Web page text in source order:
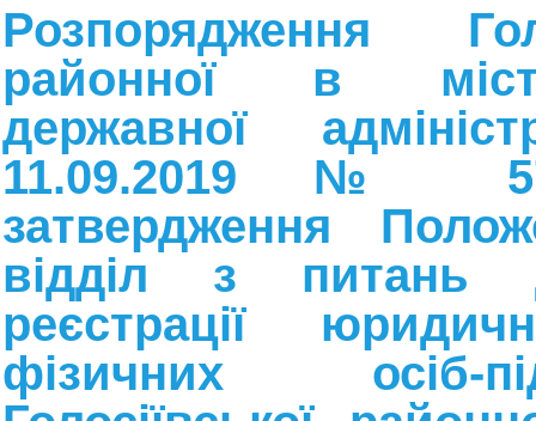
Розпорядження
районної в
державної
11.09.2019 №
затвердження
відділ з питань
реєстрації
фізичних осіб-